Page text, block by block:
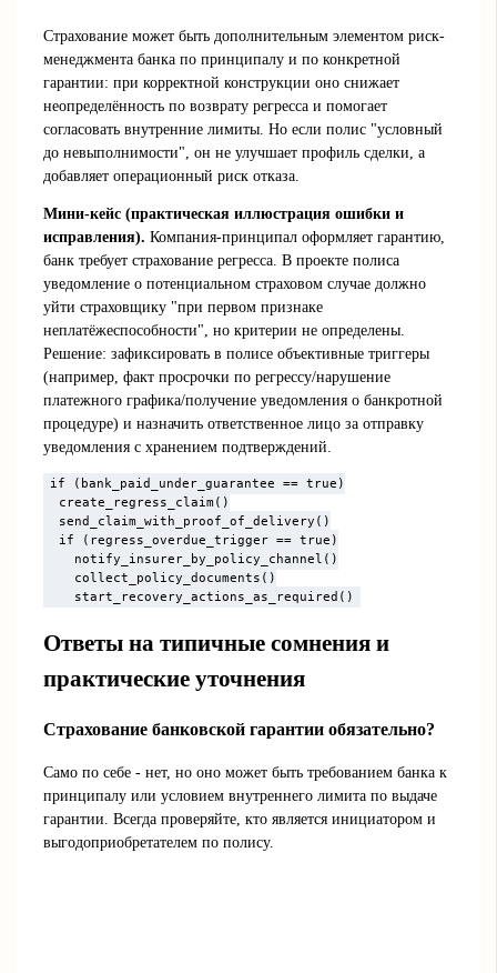
Страхование может быть дополнительным элементом риск-
менеджмента банка по принципалу и по конкретной
гарантии: при корректной конструкции оно снижает
неопределённость по возврату регресса и помогает
согласовать внутренние лимиты. Но если полис "условный
до невыполнимости", он не улучшает профиль сделки, а
добавляет операционный риск отказа.
Мини-кейс (практическая иллюстрация ошибки и
исправления). Компания-принципал оформляет гарантию,
банк требует страхование регресса. В проекте полиса
уведомление о потенциальном страховом случае должно
уйти страховщику "при первом признаке
неплатёжеспособности", но критерии не определены.
Решение: зафиксировать в полисе объективные триггеры
(например, факт просрочки по регрессу/нарушение
платежного графика/получение уведомления о банкротной
процедуре) и назначить ответственное лицо за отправку
уведомления с хранением подтверждений.
if (bank_paid_under_guarantee == true)
  create_regress_claim()
  send_claim_with_proof_of_delivery()
  if (regress_overdue_trigger == true)
    notify_insurer_by_policy_channel()
    collect_policy_documents()
    start_recovery_actions_as_required()
Ответы на типичные сомнения и
практические уточнения
Страхование банковской гарантии обязательно?
Само по себе - нет, но оно может быть требованием банка к
принципалу или условием внутреннего лимита по выдаче
гарантии. Всегда проверяйте, кто является инициатором и
выгодоприобретателем по полису.